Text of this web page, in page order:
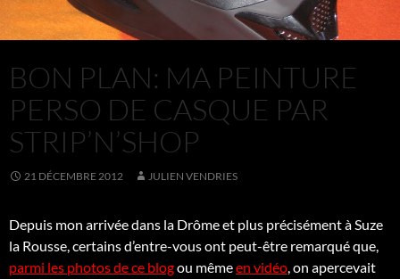
BON PLAN: MA PEINTURE
PERSO DE CASQUE PAR
STRIP’N’SHOP
21 DÉCEMBRE 2012 JULIEN VENDRIES
Depuis mon arrivée dans la Drôme et plus précisément à Suze
la Rousse, certains d’entre-vous ont peut-être remarqué que,
parmi les photos de ce blogou mêmeen vidéo, on apercevait